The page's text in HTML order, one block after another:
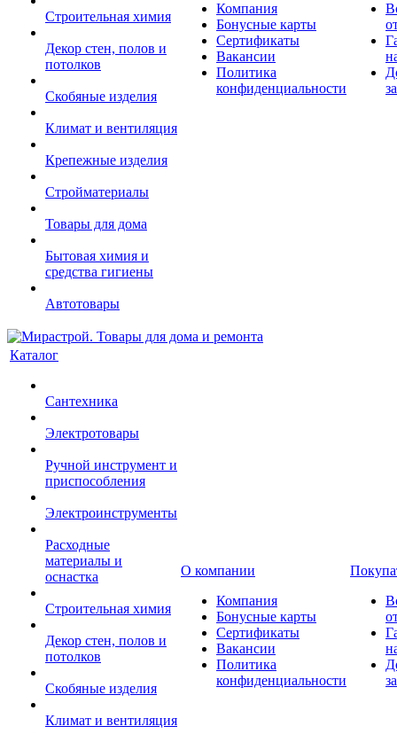
Строительная химия
Декор стен, полов и
потолков
Скобяные изделия
Климат и вентиляция
Крепежные изделия
Стройматериалы
Товары для дома
Бытовая химия и
средства гигиены
Автотовары
Компания
Бонусные карты
Сертификаты
Вакансии
Политика
конфиденциальности
Каталог
Сантехника
Электротовары
Ручной инструмент и
приспособления
Электроинструменты
Расходные
материалы и
оснастка
Строительная химия
Декор стен, полов и
потолков
Скобяные изделия
Климат и вентиляция
О компании
Компания
Бонусные карты
Сертификаты
Вакансии
Политика
конфиденциальности